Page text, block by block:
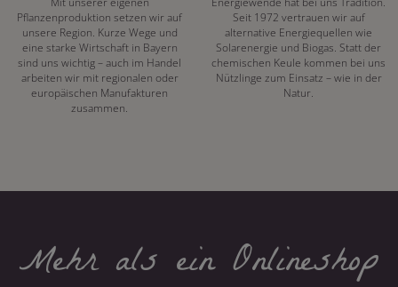
Pflanzenproduktion setzen wir auf
unsere Region. Kurze Wege und
eine starke Wirtschaft in Bayern
sind uns wichtig – auch im Handel
arbeiten wir mit regionalen oder
europäischen Manufakturen
zusammen.
Seit 1972 vertrauen wir auf
alternative Energiequellen wie
Solarenergie und Biogas. Statt der
chemischen Keule kommen bei uns
Nützlinge zum Einsatz – wie in der
Natur.
Mehr als ein Onlineshop